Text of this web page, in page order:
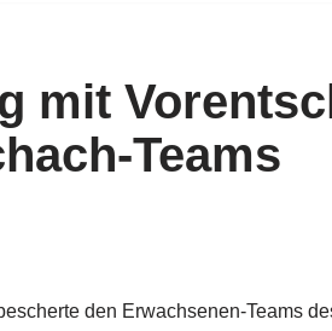
mit
Teams
den Erwachsenen-Teams